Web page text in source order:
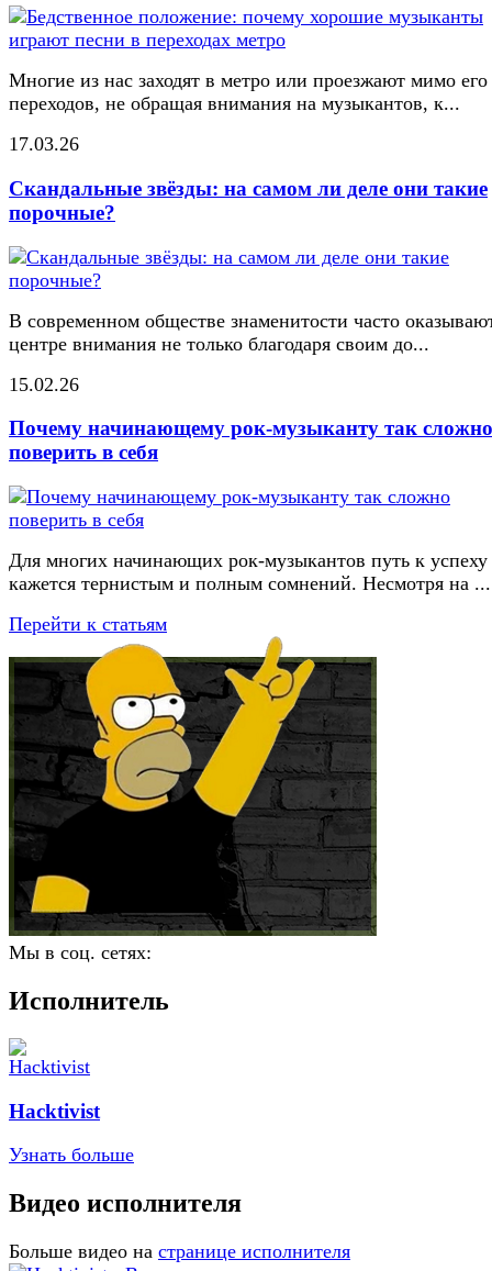
Многие из нас заходят в метро или проезжают мимо его
переходов, не обращая внимания на музыкантов, к...
17.03.26
Скандальные звёзды: на самом ли деле они такие
порочные?
В современном обществе знаменитости часто
центре внимания не только благодаря своим до...
15.02.26
Почему начинающему рок-музыканту так сложно
поверить в себя
Для многих начинающих рок-музыкантов путь к успеху
кажется тернистым и полным сомнений. Несмотря на ...
Перейти к статьям
Мы в соц. сетях:
Исполнитель
Hacktivist
Узнать больше
Видео исполнителя
Больше видео на странице исполнителя